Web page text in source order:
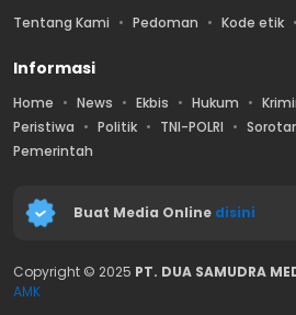
Tentang Kami Pedoman Kode etik
Informasi
Home News Ekbis Hukum
Peristiwa
Politik TNI-POLRI
Pemerintah
Buat Media Online disini
Copyright © 2025 PT. DUA SAMUDRA
AMK